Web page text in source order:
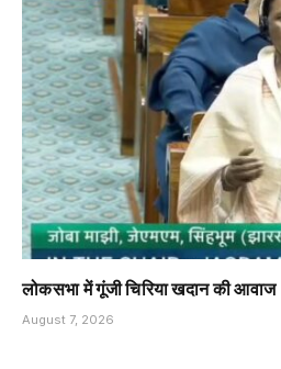
लोकसभा में गूंजी चिरिया खदान की आवाज
August 7, 2026